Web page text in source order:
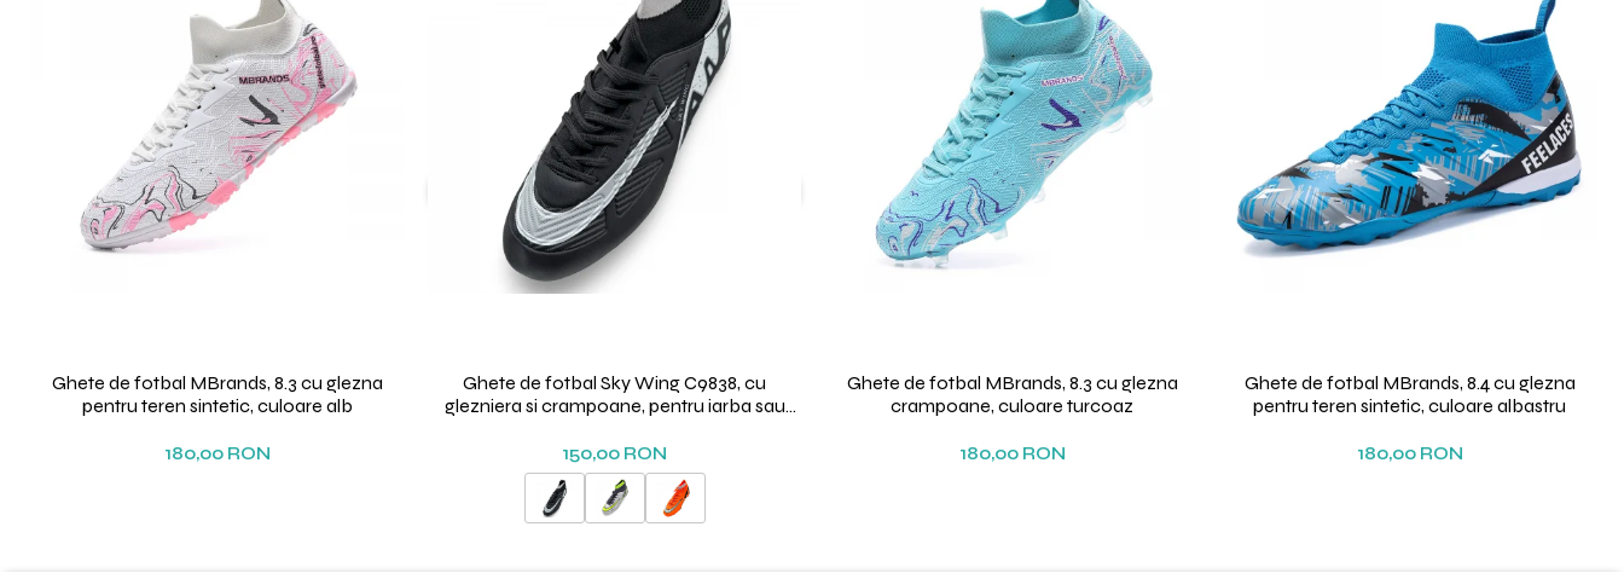
Ghete de fotbal MBrands, 8.3 cu glezna
pentru teren sintetic, culoare alb
180,00 RON
Ghete de fotbal Sky Wing C9838, cu
glezniera si crampoane, pentru iarba sau
150,00 RON
Ghete de fotbal MBrands, 8.3 cu glezna
crampoane, culoare turcoaz
180,00 RON
Ghete de fotbal MBrands, 8.4 cu glezna
pentru teren sintetic, culoare albastru
180,00 RON